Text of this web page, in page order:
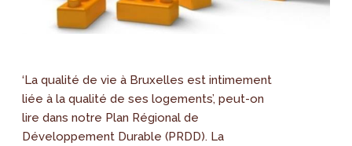
‘La qualité de vie à Bruxelles est intimement
liée à la qualité de ses logements’, peut-on
lire dans notre Plan Régional de
Développement Durable (PRDD). La